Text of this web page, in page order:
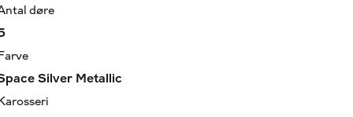
døre
Farve
Silver Metallic